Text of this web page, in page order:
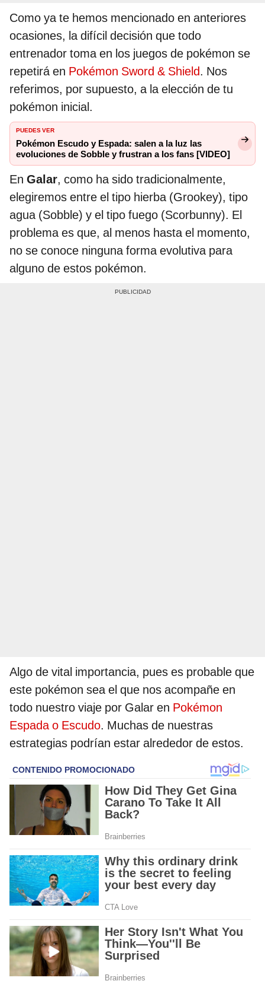
Como ya te hemos mencionado en anteriores
ocasiones, la difícil decisión que todo
entrenador toma en los juegos de pokémon se
repetirá en Pokémon Sword & Shield. Nos
referimos, por supuesto, a la elección de tu
pokémon inicial.
PUEDES VER
Pokémon Escudo y Espada: salen a la luz las
evoluciones de Sobble y frustran a los fans [VIDEO]
En Galar, como ha sido tradicionalmente,
elegiremos entre el tipo hierba (Grookey), tipo
agua (Sobble) y el tipo fuego (Scorbunny). El
problema es que, al menos hasta el momento,
no se conoce ninguna forma evolutiva para
alguno de estos pokémon.
Algo de vital importancia, pues es probable que
este pokémon sea el que nos acompañe en
todo nuestro viaje por Galar en Pokémon
Espada o Escudo. Muchas de nuestras
estrategias podrían estar alrededor de estos.